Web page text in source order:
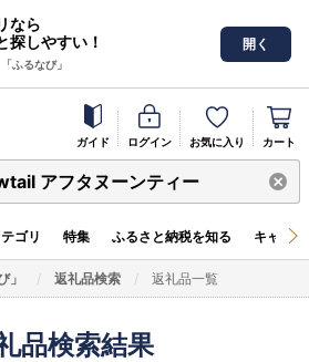
なら
探しやすい！
ふるなび」
開く
ガイド ログイン お気に入り カート
アフタヌーンティー
ゴリ 特集 ふるさと納税を知る キャン
」 返礼品検索 返礼品一覧
品検索結果